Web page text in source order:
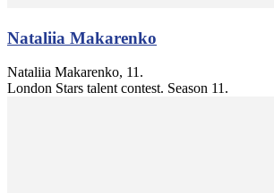
Nataliia Makarenko
Nataliia Makarenko, 11.
London Stars talent contest. Season 11.